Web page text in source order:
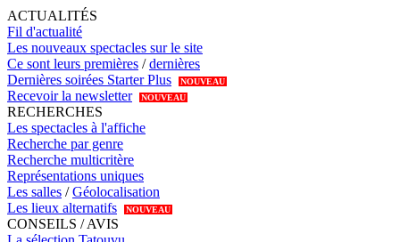
ACTUALITÉS
Fil d'actualité
Les nouveaux spectacles sur le site
Ce sont leurs premières /dernières
Dernières soirées Starter Plus
NOUVEAU
Recevoir la newsletter NOUVEAU
RECHERCHES
Les spectacles à l'affiche
Recherche par genre
Recherche multicritère
Représentations uniques
Les salles /Géolocalisation
Les lieux alternatifs
NOUVEAU
CONSEILS / AVIS